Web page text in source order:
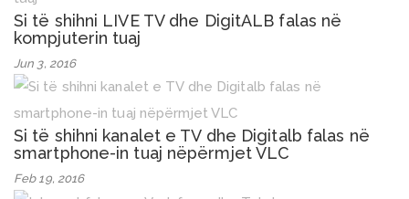
Si të shihni LIVE TV dhe DigitALB falas në
kompjuterin tuaj
Jun 3, 2016
Si të shihni kanalet e TV dhe Digitalb falas në
smartphone-in tuaj nëpërmjet VLC
Feb 19, 2016